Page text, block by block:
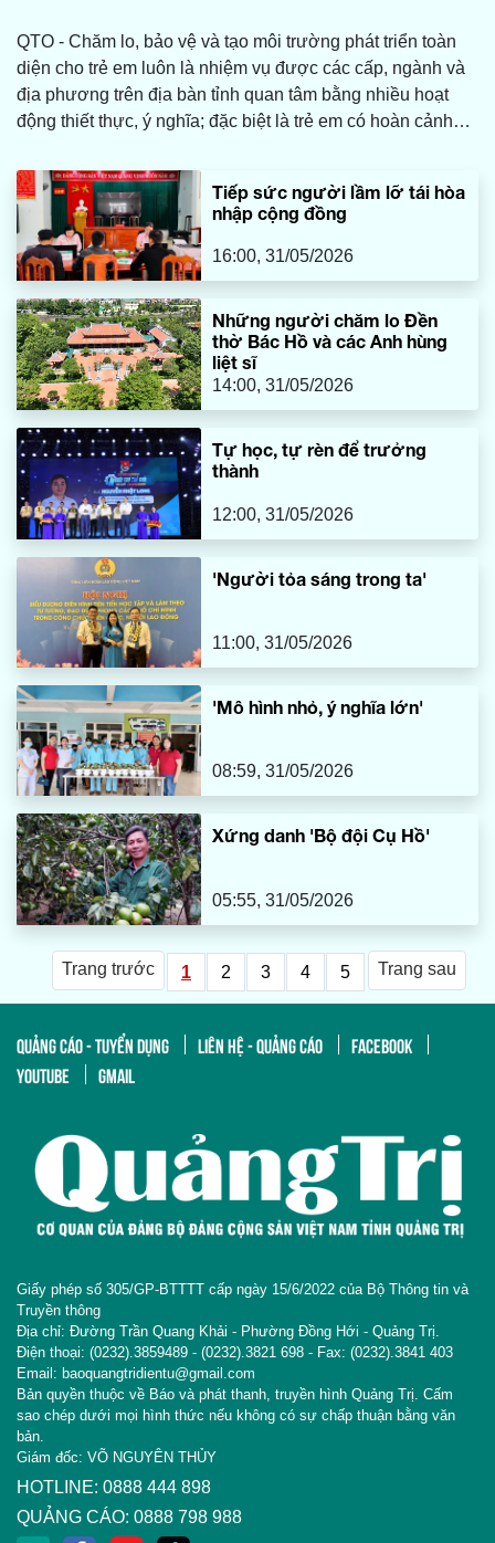
QTO - Chăm lo, bảo vệ và tạo môi trường phát triển toàn
diện cho trẻ em luôn là nhiệm vụ được các cấp, ngành và
địa phương trên địa bàn tỉnh quan tâm bằng nhiều hoạt
động thiết thực, ý nghĩa; đặc biệt là trẻ em có hoàn cảnh
Tiếp sức người lầm lỡ tái hòa
nhập cộng đồng
16:00, 31/05/2026
Những người chăm lo Đền
thờ Bác Hồ và các Anh hùng
liệt sĩ
14:00, 31/05/2026
Tự học, tự rèn để trưởng
thành
12:00, 31/05/2026
'Người tỏa sáng trong ta'
11:00, 31/05/2026
'Mô hình nhỏ, ý nghĩa lớn'
08:59, 31/05/2026
Xứng danh 'Bộ đội Cụ Hồ'
05:55, 31/05/2026
Trang trước 1 2 3 4 5 Trang sau
QUẢNG CÁO - TUYỂN DỤNG LIÊN HỆ - QUẢNG CÁO
FACEBOOK
YOUTUBE
GMAIL
Giấy phép số 305/GP-BTTTT cấp ngày 15/6/2022 của Bộ Thông tin và
Truyền thông
Địa chỉ: Đường Trần Quang Khải - Phường Đồng Hới - Quảng Trị.
Điện thoại: (0232).3859489 - (0232).3821 698 - Fax: (0232).3841 403
Email: baoquangtridientu@gmail.com
Bản quyền thuộc về Báo và phát thanh, truyền hình Quảng Trị. Cấm
sao chép dưới mọi hình thức nếu không có sự chấp thuận bằng văn
bản.
Giám đốc: VÕ NGUYÊN THỦY
HOTLINE: 0888 444 898
QUẢNG CÁO: 0888 798 988